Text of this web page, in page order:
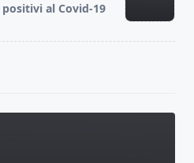
al Covid-19